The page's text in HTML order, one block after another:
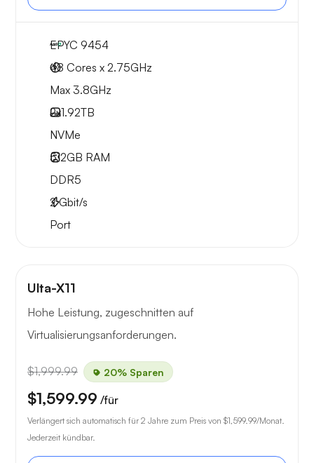
EPYC 9454
48 Cores x 2.75GHz
Max 3.8GHz
2x1.92TB
NVMe
512GB RAM
DDR5
2Gbit/s
Port
Ulta-X11
Hohe Leistung, zugeschnitten auf
Virtualisierungsanforderungen.
$1,999.99 20% Sparen
$1,599.99 /für
Verlängert sich automatisch für 2 Jahre zum Preis von $1,599.99/Monat.
Jederzeit kündbar.